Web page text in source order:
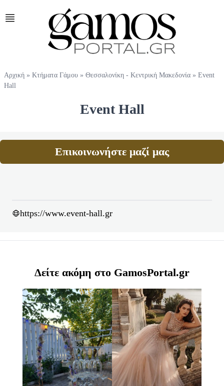
Αρχική » Κτήματα Γάμου » Θεσσαλονίκη - Κεντρική Μακεδονία » Event
Hall
Event Hall
Επικοινωνήστε μαζί μας
https://www.event-hall.gr
Δείτε ακόμη στο GamosPortal.gr